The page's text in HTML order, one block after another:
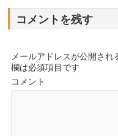
コメントを残す
メールアドレスが公開され
欄は必須項目です
コメント